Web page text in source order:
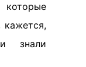
кажется,
знали